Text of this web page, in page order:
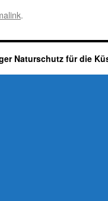
.
Naturschutz für die